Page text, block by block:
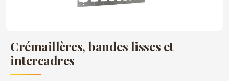
Crémaillères, bandes lisses et
intercadres